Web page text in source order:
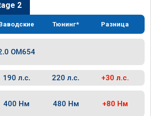
2
Тюнинг* Разница
OM654
190 л.с. 220 л.с. +30 л.с.
400 Нм 480 Нм +80 Нм